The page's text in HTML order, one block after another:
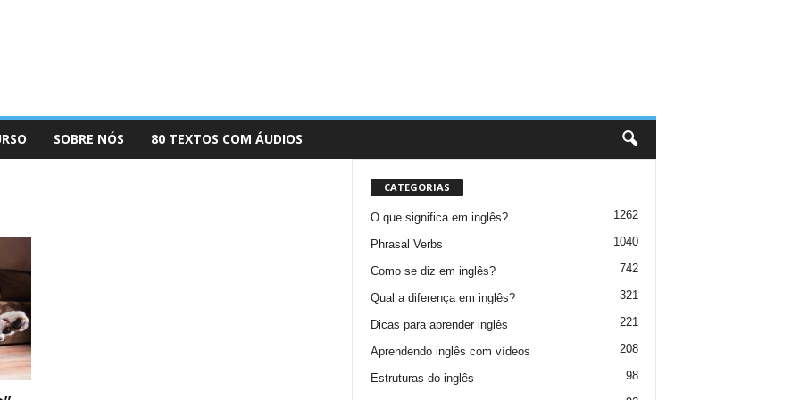
SOBRE NÓS 80 TEXTOS COM ÁUDIOS
CATEGORIAS
O que significa em inglês? 1262
Phrasal Verbs 1040
Como se diz em inglês? 742
Qual a diferença em inglês? 321
Dicas para aprender inglês 221
Aprendendo inglês com vídeos 208
Estruturas do inglês 98